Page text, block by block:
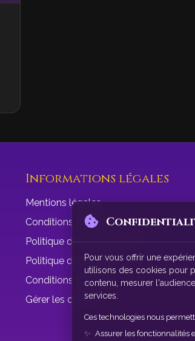
Informations légales
Mentions légales
Conditions d'utilisation
Politique de confidentialité
Politique de cookies
Conditions de vente
Gérer les cookies
Pour vous offrir une
utilisons des cookies pour
contenu, mesurer
services.
Ces technologies nous
Assurer les fonctionnalités